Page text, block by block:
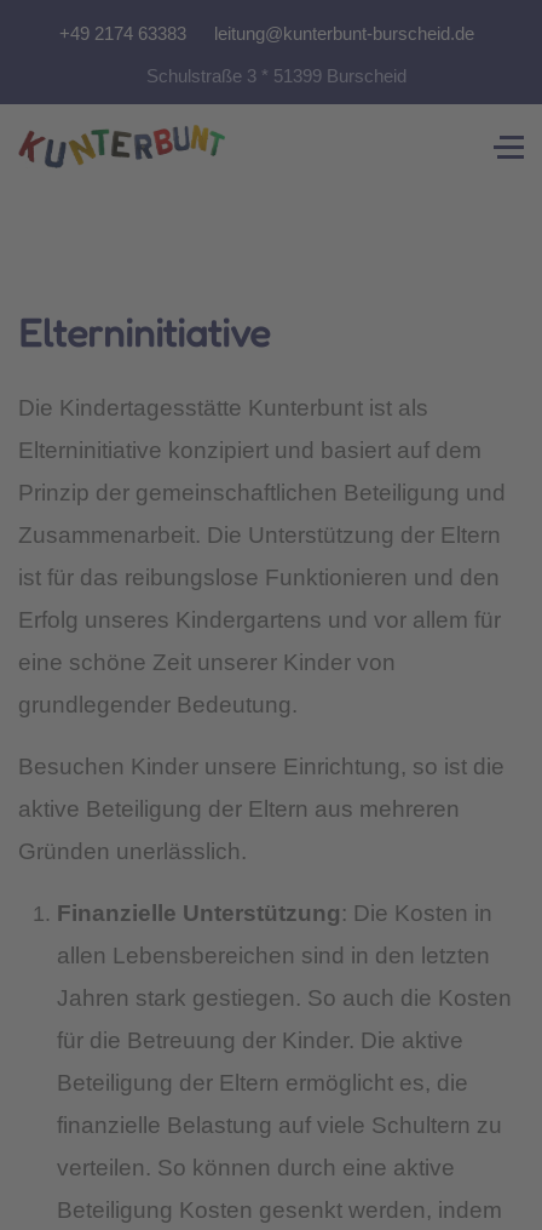
+49 2174 63383 leitung@kunterbunt-burscheid.de
Schulstraße 3 * 51399 Burscheid
Elterninitiative
Die Kindertagesstätte Kunterbunt ist als
Elterninitiative konzipiert und basiert auf dem
Prinzip der gemeinschaftlichen Beteiligung und
Zusammenarbeit. Die Unterstützung der Eltern
ist für das reibungslose Funktionieren und den
Erfolg unseres Kindergartens und vor allem für
eine schöne Zeit unserer Kinder von
grundlegender Bedeutung.
Besuchen Kinder unsere Einrichtung, so ist die
aktive Beteiligung der Eltern aus mehreren
Gründen unerlässlich.
Finanzielle Unterstützung: Die Kosten in
allen Lebensbereichen sind in den letzten
Jahren stark gestiegen. So auch die Kosten
für die Betreuung der Kinder. Die aktive
Beteiligung der Eltern ermöglicht es, die
finanzielle Belastung auf viele Schultern zu
verteilen. So können durch eine aktive
Beteiligung Kosten gesenkt werden, indem